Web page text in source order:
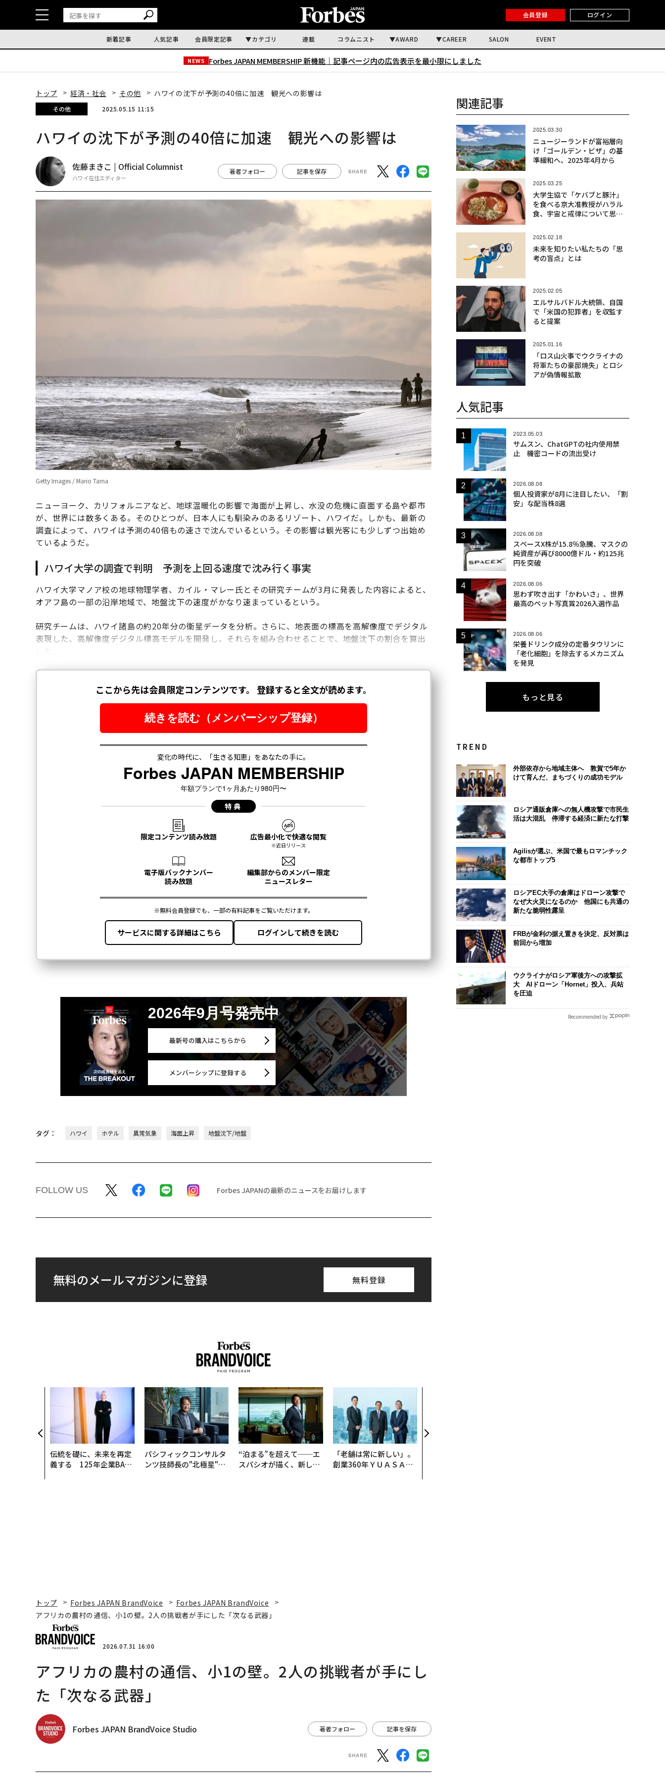
会員登録 ログイン
新着記事 人気記事 会員限定記事 カテゴリ 連載 コラムニスト AWARD CAREER SALON EVENT
NEWS Forbes JAPAN MEMBERSHIP 新機能｜ 記事ページ内の広告表示を最小限にしました
トップ 経済・社会 その他 ハワイの沈下が予測の40倍に加速 観光への影響は
その他 2025.05.15 11:15
ハワイの沈下が予測の40倍に加速 観光への影響は
佐藤まきこ | Official Columnist
ハワイ在住エディター
著者フォロー 記事を保存
Getty Images / Mario Tama
ニューヨーク、カリフォルニアなど、地球温暖化の影響で海面が上昇し、水没の危機に直面する島や都市
が、世界には数多くある。そのひとつが、日本人にも馴染みのあるリゾート、ハワイだ。しかも、最新の
調査によって、ハワイは予測の40倍もの速さで沈んでいるという。その影響は観光客にも少しずつ出始め
ているようだ。
ハワイ大学の調査で判明 予測を上回る速度で沈み行く事実
ハワイ大学マノア校の地球物理学者、カイル・マレー氏とその研究チームが3月に発表した内容によると、
オアフ島の一部の沿岸地域で、地盤沈下の速度がかなり速まっているという。
研究チームは、ハワイ諸島の約20年分の衛星データを分析。さらに、地表面の標高を高解像度でデジタル
表現した、高解像度デジタル標高モデルを開発し、それらを組み合わせることで、地盤沈下の割合を算出
2026年9月号発売中
最新号の購入はこちらから
メンバーシップに登録する
タグ： ハワイ ホテル 異常気象 海面上昇 地盤沈下/地盤
FOLLOW US Forbes JAPANの最新のニュースをお届けします
無料のメールマガジンに登録 無料登録
伝統を礎に、未来を再定
義する 125年企業BAT
パシフィックコンサルタ
ンツ技師長の"北極星"。
“泊まる”を超えて──エ
スパシオが描く、新しい
「老舗は常に新しい」。
創業360年ＹＵＡＳＡと
「挑戦者の明日」
関連記事
2025.03.30
ニュージーランドが富裕層向
け「ゴールデン・ビザ」の基
準緩和へ、2025年4月から
2025.03.25
大学生協で「ケバブと豚汁」
を食べる京大准教授がハラル
食、宇宙と戒律について思う
2025.02.18
未来を知りたい私たちの「思
考の盲点」とは
2025.02.05
エルサルバドル大統領、自国
で「米国の犯罪者」を収監す
ると提案
2025.01.16
「ロス山火事でウクライナの
将軍たちの豪邸焼失」とロシ
アが偽情報拡散
人気記事
2023.05.03
サムスン、ChatGPTの社内使用禁
止 機密コードの流出受け
2026.08.08
個人投資家が8月に注目したい、「割
安」な配当株8選
2026.08.08
スペースX株が15.8％急騰、マスクの
純資産が再び8000億ドル・約125兆
円を突破
2026.08.06
思わず吹き出す「かわいさ」、世界
最高のペット写真賞2026入選作品
2026.08.06
栄養ドリンク成分の定番タウリンに
「老化細胞」を除去するメカニズム
を発見
もっと見る
TREND
外部依存から地域主体へ 敦賀で5年か
けて育んだ、まちづくりの成功モデル
ロシア通販倉庫への無人機攻撃で市民生
活は大混乱 停滞する経済に新たな打撃
Agilisが選ぶ、米国で最もロマンチック
な都市トップ5
ロシアEC大手の倉庫はドローン攻撃で
なぜ大火災になるのか 他国にも共通の
新たな脆弱性露呈
FRBが金利の据え置きを決定、反対票は
前回から増加
ウクライナがロシア軍後方への攻撃拡
大 AIドローン「Hornet」投入、兵站
を圧迫
Recommended by
トップ Forbes JAPAN BrandVoice
Forbes JAPAN BrandVoice
アフリカの農村の通信、小1の壁。2人の挑戦者が手にした「次なる武器」
2026.07.31 16:00
アフリカの農村の通信、小1の壁。2人の挑戦者が手にし
た「次なる武器」
Forbes JAPAN BrandVoice Studio 著者フォロー 記事を保存